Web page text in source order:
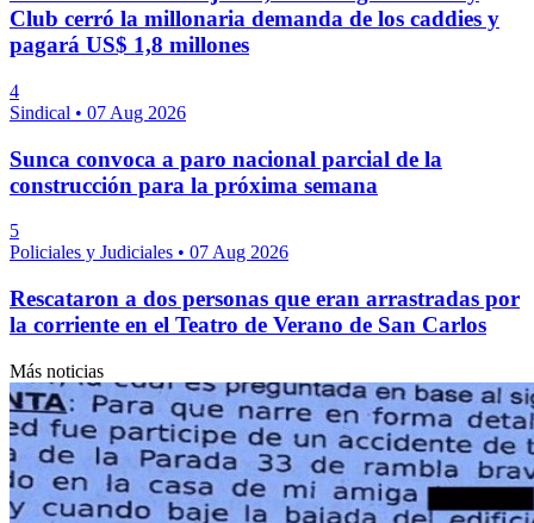
Club cerró la millonaria demanda de los caddies y
pagará US$ 1,8 millones
4
Sindical • 07 Aug 2026
Sunca convoca a paro nacional parcial de la
construcción para la próxima semana
5
Policiales y Judiciales • 07 Aug 2026
Rescataron a dos personas que eran arrastradas por
la corriente en el Teatro de Verano de San Carlos
Más noticias